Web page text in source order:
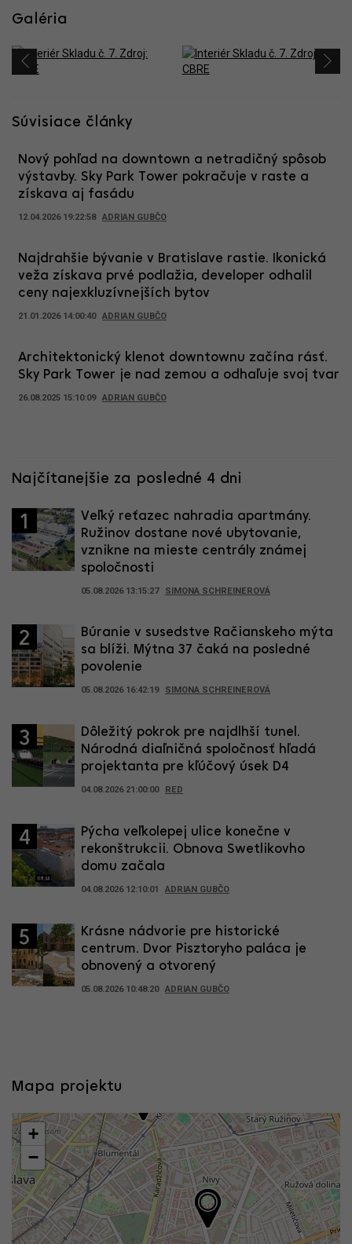
Galéria
Súvisiace články
Nový pohľad na downtown a netradičný spôsob
výstavby. Sky Park Tower pokračuje v raste a
získava aj fasádu
12.04.2026 19:22:58 ADRIAN GUBČO
Najdrahšie bývanie v Bratislave rastie. Ikonická
veža získava prvé podlažia, developer odhalil
ceny najexkluzívnejších bytov
21.01.2026 14:00:40 ADRIAN GUBČO
Architektonický klenot downtownu začína rásť.
Sky Park Tower je nad zemou a odhaľuje svoj tvar
26.08.2025 15:10:09 ADRIAN GUBČO
Najčítanejšie za posledné 4 dni
1
Veľký reťazec nahradia apartmány.
Ružinov dostane nové ubytovanie,
vznikne na mieste centrály známej
spoločnosti
05.08.2026 13:15:27 SIMONA SCHREINEROVÁ
2
Búranie v susedstve Račianskeho mýta
sa blíži. Mýtna 37 čaká na posledné
povolenie
05.08.2026 16:42:19 SIMONA SCHREINEROVÁ
3
Dôležitý pokrok pre najdlhší tunel.
Národná diaľničná spoločnosť hľadá
projektanta pre kľúčový úsek D4
04.08.2026 21:00:00 RED
4
Pýcha veľkolepej ulice konečne v
rekonštrukcii. Obnova Swetlikovho
domu začala
04.08.2026 12:10:01 ADRIAN GUBČO
5
Krásne nádvorie pre historické
centrum. Dvor Pisztoryho paláca je
obnovený a otvorený
05.08.2026 10:48:20 ADRIAN GUBČO
Mapa projektu
+
−